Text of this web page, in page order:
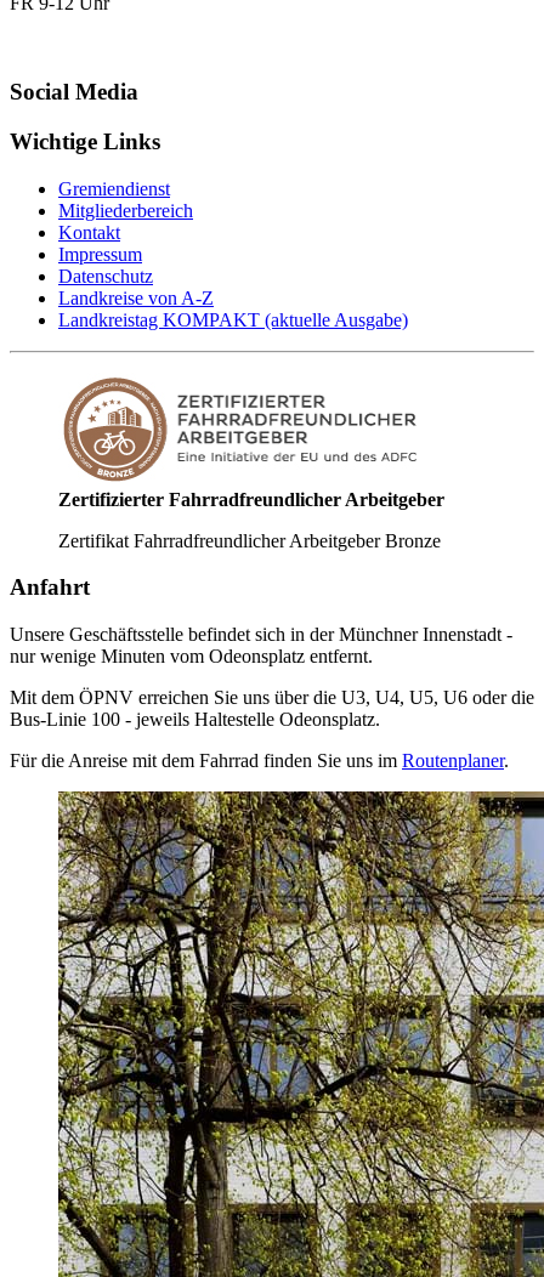
Social Media
Wichtige Links
Gremiendienst
Mitgliederbereich
Kontakt
Impressum
Datenschutz
Landkreise von A-Z
Landkreistag KOMPAKT (aktuelle Ausgabe)
Zertifizierter Fahrradfreundlicher Arbeitgeber
Zertifikat Fahrradfreundlicher Arbeitgeber Bronze
Anfahrt
Unsere Geschäftsstelle befindet sich in der Münchner Innenstadt -
nur wenige Minuten vom Odeonsplatz entfernt.
Mit dem ÖPNV erreichen Sie uns über die U3, U4, U5, U6 oder die
Bus-Linie 100 - jeweils Haltestelle Odeonsplatz.
Für die Anreise mit dem Fahrrad finden Sie uns im Routenplaner.